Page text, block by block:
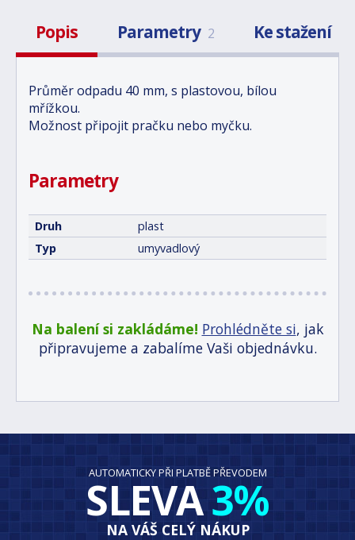
Popis Parametry 2 Ke stažení
Průměr odpadu 40 mm, s plastovou, bílou
mřížkou.
Možnost připojit pračku nebo myčku.
Parametry
Druh
plast
Typ
umyvadlový
Na balení si zakládáme! Prohlédněte si, jak
připravujeme a zabalíme Vaši objednávku.
AUTOMATICKY PŘI PLATBĚ PŘEVODEM
SLEVA3%
NA VÁŠ CELÝ NÁKUP